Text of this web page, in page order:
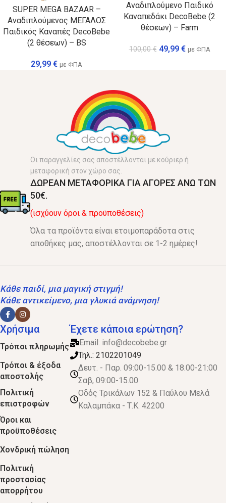
SUPER MEGA BAZAAR –
Αναδιπλούμενος ΜΕΓΑΛΟΣ
Παιδικός Καναπές DecoBebe
(2 θέσεων) – BS
29,99 € με ΦΠΑ
Αναδιπλούμενο Παιδικό
Καναπεδάκι DecoBebe (2
θέσεων) – Farm
100,00€ 49,99 € με ΦΠΑ
Οι παραγγελίες σας αποστέλλονται με κούριερ ή
μεταφορική στον χώρο σας.
ΔΩΡΕΑΝ ΜΕΤΑΦΟΡΙΚΑ ΓΙΑ ΑΓΟΡΕΣ ΑΝΩ ΤΩΝ
50€.
(ισχύουν όροι & προϋποθέσεις)
Όλα τα προϊόντα είναι ετοιμοπαράδοτα στις
αποθήκες μας, αποστέλλονται σε 1-2 ημέρες!
Κάθε παιδί, μια μαγική στιγμή!
Κάθε αντικείμενο, μια γλυκιά ανάμνηση!
Χρήσιμα
Τρόποι πληρωμής
Τρόποι & έξοδα
αποστολής
Πολιτική
επιστροφών
Όροι και
προϋποθέσεις
Χονδρική πώληση
Πολιτική
προστασίας
απορρήτου
Έχετε κάποια ερώτηση?
Email: info@decobebe.gr
Τηλ.: 2102201049
Δευτ. - Παρ. 09:00-15.00 & 18.00-21:00
Σαβ, 09:00-15.00
Οδός Τρικάλων 152 & Παύλου Μελά
Καλαμπάκα - Τ.Κ. 42200